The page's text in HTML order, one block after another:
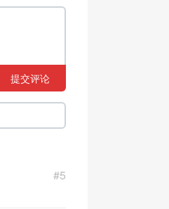
提交评论
#5